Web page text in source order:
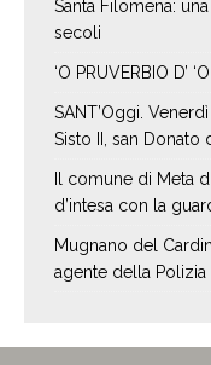
Santa Filomena:
secoli
‘O PRUVERBIO D’
SANT’Oggi.
Sisto II, san Donato
Il comune di Meta
d’intesa con la
Mugnano del
agente della